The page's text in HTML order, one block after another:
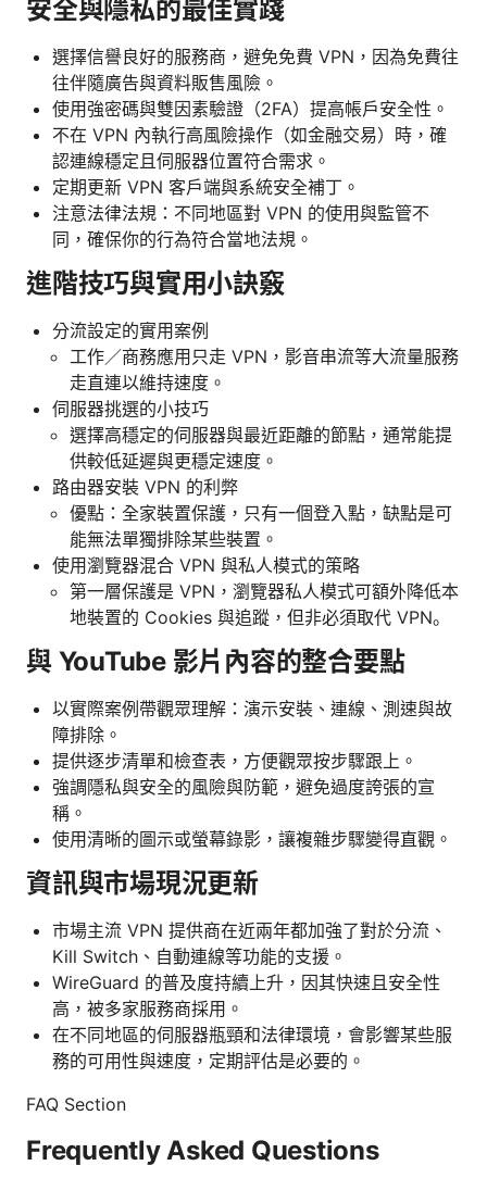
安全與隱私的最佳實踐
選擇信譽良好的服務商，避免免費 VPN，因為免費往
往伴隨廣告與資料販售風險。
使用強密碼與雙因素驗證（2FA）提高帳戶安全性。
不在 VPN 內執行高風險操作（如金融交易）時，確
認連線穩定且伺服器位置符合需求。
定期更新 VPN 客戶端與系統安全補丁。
注意法律法規：不同地區對 VPN 的使用與監管不
同，確保你的行為符合當地法規。
進階技巧與實用小訣竅
分流設定的實用案例
工作／商務應用只走 VPN，影音串流等大流量服務
走直連以維持速度。
伺服器挑選的小技巧
選擇高穩定的伺服器與最近距離的節點，通常能提
供較低延遲與更穩定速度。
路由器安裝 VPN 的利弊
優點：全家裝置保護，只有一個登入點，缺點是可
能無法單獨排除某些裝置。
使用瀏覽器混合 VPN 與私人模式的策略
第一層保護是 VPN，瀏覽器私人模式可額外降低本
地裝置的 Cookies 與追蹤，但非必須取代 VPN。
與 YouTube 影片內容的整合要點
以實際案例帶觀眾理解：演示安裝、連線、測速與故
障排除。
提供逐步清單和檢查表，方便觀眾按步驟跟上。
強調隱私與安全的風險與防範，避免過度誇張的宣
稱。
使用清晰的圖示或螢幕錄影，讓複雜步驟變得直觀。
資訊與市場現況更新
市場主流 VPN 提供商在近兩年都加強了對於分流、
Kill Switch、自動連線等功能的支援。
WireGuard 的普及度持續上升，因其快速且安全性
高，被多家服務商採用。
在不同地區的伺服器瓶頸和法律環境，會影響某些服
務的可用性與速度，定期評估是必要的。
FAQ Section
Frequently Asked Questions